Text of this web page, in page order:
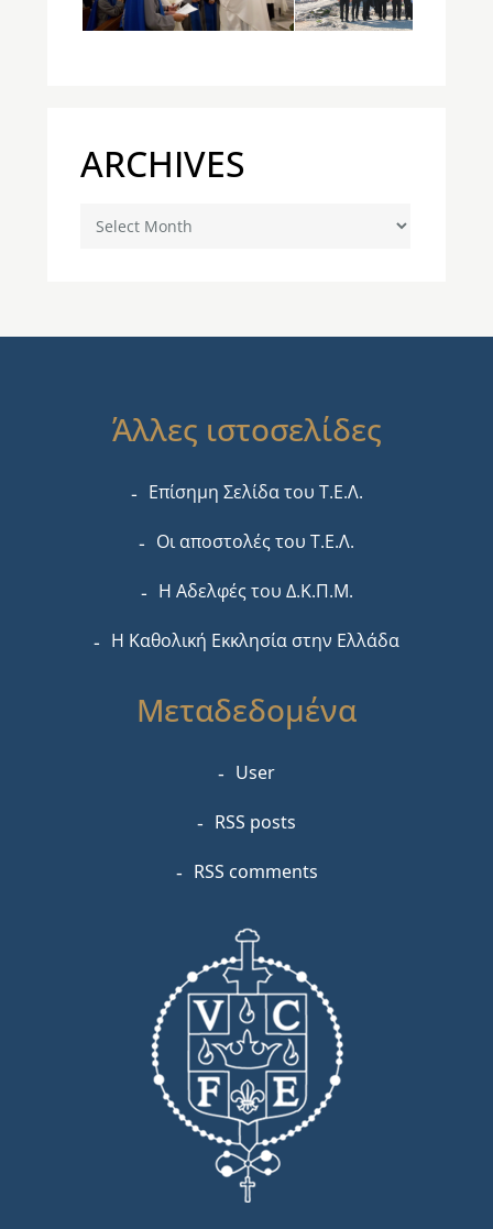
ARCHIVES
Archives
Άλλες ιστοσελίδες
Επίσημη Σελίδα του Τ.Ε.Λ.
Οι αποστολές του Τ.Ε.Λ.
Η Αδελφές του Δ.Κ.Π.Μ.
Η Καθολική Εκκλησία στην Ελλάδα
Μεταδεδομένα
User
RSS posts
RSS comments